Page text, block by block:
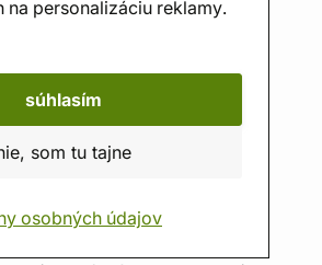
na personalizáciu reklamy.
súhlasím
som tu tajne
osobných údajov